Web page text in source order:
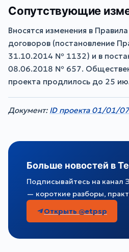
Сопутствующие
Вносятся изменения в
договоров (постановление
31.10.2014 № 1132) и в
08.06.2018 № 657.
проекта продлилось до 25
Документ: ID проекта 01/01/
Больше новостей в
Подписывайтесь на канал
— короткие разборы,
Открыть @etpsp